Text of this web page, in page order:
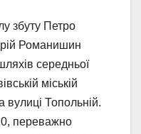
збуту Петро
Романишин
середньої
міській
вулиці Топольній.
переважно